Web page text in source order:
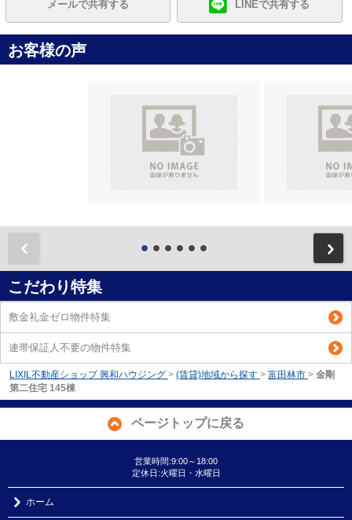
メールで共有する LINEで共有する
お客様の声
こだわり特集
敷金礼金ゼロ物件特集
連帯保証人不要の物件特集
LIXIL不動産ショップ 興和ハウジング > (賃貸)地域から探す > 富田林市 > 金剛
第二住宅 145棟
ページトップに戻る
営業時間:9:00～18:00
定休日:火曜日・水曜日
ホーム